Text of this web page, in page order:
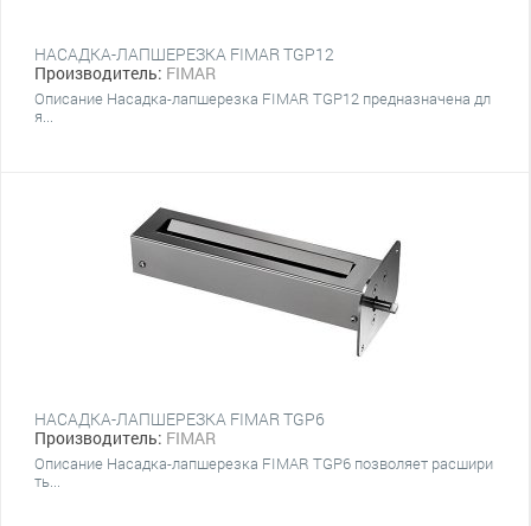
НАСАДКА-ЛАПШЕРЕЗКА FIMAR TGP12
Производитель: FIMAR
Описание Насадка-лапшерезка FIMAR TGP12 предназначена дл
я...
НАСАДКА-ЛАПШЕРЕЗКА FIMAR TGP6
Производитель: FIMAR
Описание Насадка-лапшерезка FIMAR TGP6 позволяет расшири
ть...